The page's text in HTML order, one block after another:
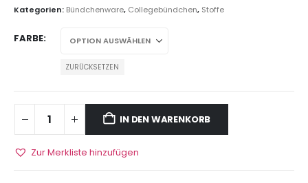
Kategorien: Bündchenware, Collegebündchen, Stoffe
FARBE
ZURÜCKSETZEN
IN DEN WARENKORB
Zur Merkliste hinzufügen